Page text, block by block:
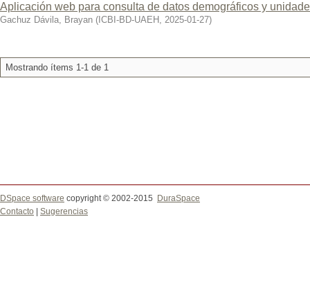
Aplicación web para consulta de datos demográficos y
Gachuz Dávila, Brayan ( ICBI-BD-UAEH , 2025-01-27)
Mostrando ítems 1-1 de 1
DSpace software copyright © 2002-2015
DuraSpace
Contacto
Sugerencias